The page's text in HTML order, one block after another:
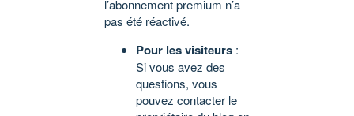
l’abonnement premium n’a
pas été réactivé.
Pour les visiteurs :
Si vous avez des
questions, vous
pouvez contacter le